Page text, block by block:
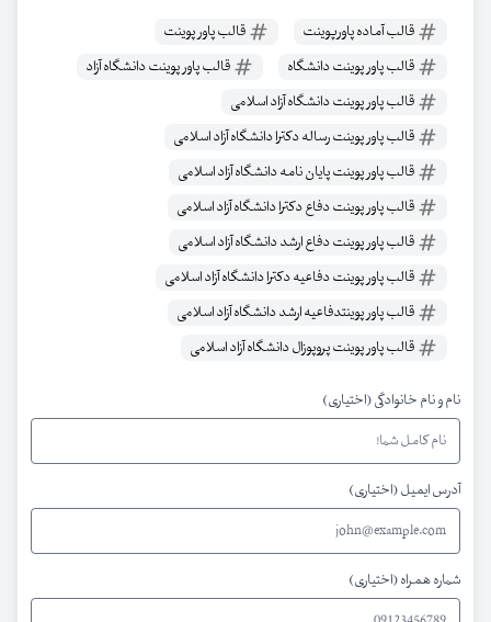
قالب آماده پاورپوینت
قالب پاور پوینت
قالب پاور پوینت دانشگاه
قالب پاور پوینت دانشگاه آزاد
قالب پاور پوینت دانشگاه آزاد اسلامی
قالب پاور پوینت رساله دکترا دانشگاه آزاد اسلامی
قالب پاور پوینت پایان نامه دانشگاه آزاد اسلامی
قالب پاور پوینت دفاع دکترا دانشگاه آزاد اسلامی
قالب پاور پوینت دفاع ارشد دانشگاه آزاد اسلامی
قالب پاور پوینت دفاعیه دکترا دانشگاه آزاد اسلامی
قالب پاور پوینتدفاعیه ارشد دانشگاه آزاد اسلامی
قالب پاور پوینت پروپوزال دانشگاه آزاد اسلامی
نام و نام خانوادگی (اختیاری)
آدرس ایمیل (اختیاری)
شماره همراه (اختیاری)